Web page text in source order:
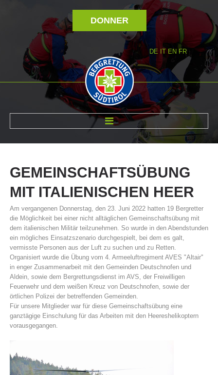
DONNER
DE IT EN FR
GEMEINSCHAFTSÜBUNG
MIT ITALIENISCHEN HEER
Am vergangenen Donnerstag, den 23. Juni 2022 hatten 19 Bergretter
die Möglichkeit bei einer nicht alltäglichen Gemeinschaftsübung mit
dem italienischen Militär teilzunehmen. So wurde in den Abendstunden
ein mögliches Einsatzszenario durchgespielt, bei dem es galt,
vermisste Personen aus der Luft zu suchen und zu Retten.
Organisiert wurde die Übung vom 4. Armeeluftregiment AVES "Altair"
in enger Zusammenarbeit mit den Gemeinden Deutschnofen und
Aldein, sowie dem Bergrettungsdienst im AVS, der Freiwilligen
Feuerwehr und dem weißen Kreuz von Deutschnofen, sowie der
örtlichen Polizei der betreffenden Gemeinden.
Für unsere Mitglieder war für diese Gemeinschaftsübung eine
ganztägige Einschulung für das Arbeiten mit den Heereshelikoptern
vorausgegangen.